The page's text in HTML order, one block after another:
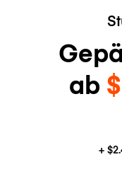
ab
+